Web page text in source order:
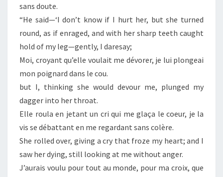
sans doute.
“He said—‘I don’t know if I hurt her, but she turned
round, as if enraged, and with her sharp teeth caught
hold of my leg—gently, I daresay;
Moi, croyant qu’elle voulait me dévorer, je lui plongeai
mon poignard dans le cou.
but I, thinking she would devour me, plunged my
dagger into her throat.
Elle roula en jetant un cri qui me glaça le coeur, je la
vis se débattant en me regardant sans colère.
She rolled over, giving a cry that froze my heart; and I
saw her dying, still looking at me without anger.
J’aurais voulu pour tout au monde, pour ma croix, que